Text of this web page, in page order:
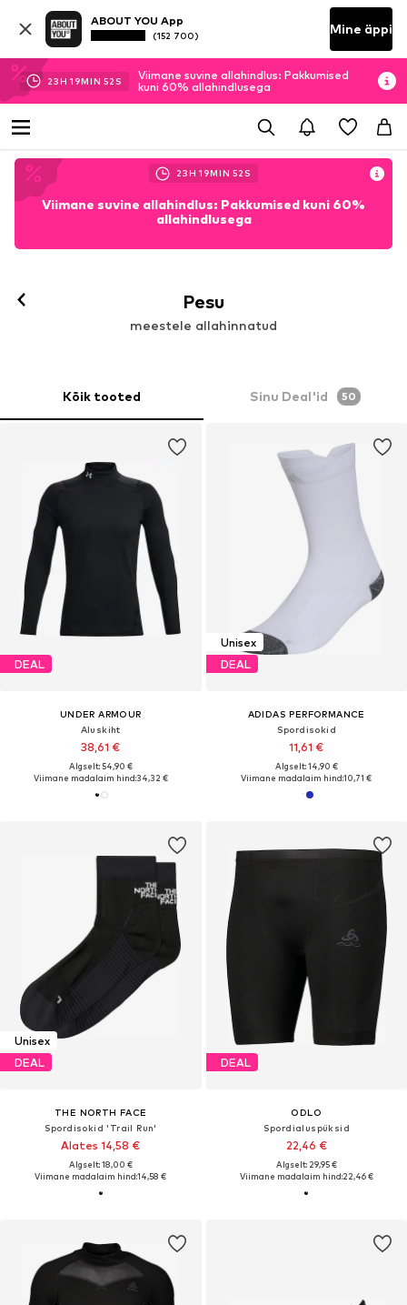
ABOUT YOU App
(152 700) Mine äppi
23H 19MIN 51 S
Viimane suvine allahindlus: Pakkumised
kuni 60% allahindlusega
23H 19MIN 51 S
Viimane suvine allahindlus: Pakkumised kuni 60%
allahindlusega
Pesu
meestele allahinnatud
Kõik tooted Sinu Deal'id 50
DEAL
UNDER ARMOUR
Aluskiht
38,61 €
Algselt: 54,90 €
Viimane madalaim hind:34,32 €
Unisex
DEAL
ADIDAS PERFORMANCE
Spordisokid
11,61 €
Algselt: 14,90 €
Viimane madalaim hind:10,71 €
Unisex
DEAL
THE NORTH FACE
Spordisokid 'Trail Run'
Alates 14,58 €
Algselt: 18,00 €
Viimane madalaim hind:14,58 €
DEAL
ODLO
Spordialuspüksid
22,46 €
Algselt: 29,95 €
Viimane madalaim hind:22,46 €